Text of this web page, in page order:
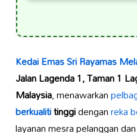
Kedai Emas Sri Rayamas
Jalan Lagenda 1, Taman 1
Malaysia, menawarkan
berkualititinggidenganreka
layanan mesra pelanggan